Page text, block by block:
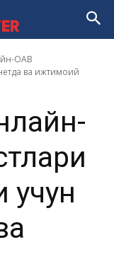
ОАВ
ва ижтимоий
учун